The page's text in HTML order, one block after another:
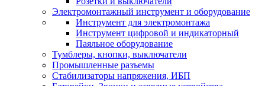
Электромонтажный инструмент и оборудование
Инструмент для электромонтажа
Инструмент цифровой и индикаторный
Паяльное оборудование
Тумблеры, кнопки, выключатели
Промышленные разъемы
Стабилизаторы напряжения, ИБП